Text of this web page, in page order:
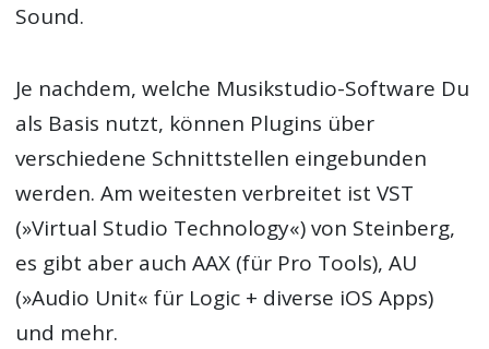
Sound.
Je nachdem, welche Musikstudio-Software Du
als Basis nutzt, können Plugins über
verschiedene Schnittstellen eingebunden
werden. Am weitesten verbreitet ist VST
(»Virtual Studio Technology«) von Steinberg,
es gibt aber auch AAX (für Pro Tools), AU
(»Audio Unit« für Logic + diverse iOS Apps)
und mehr.